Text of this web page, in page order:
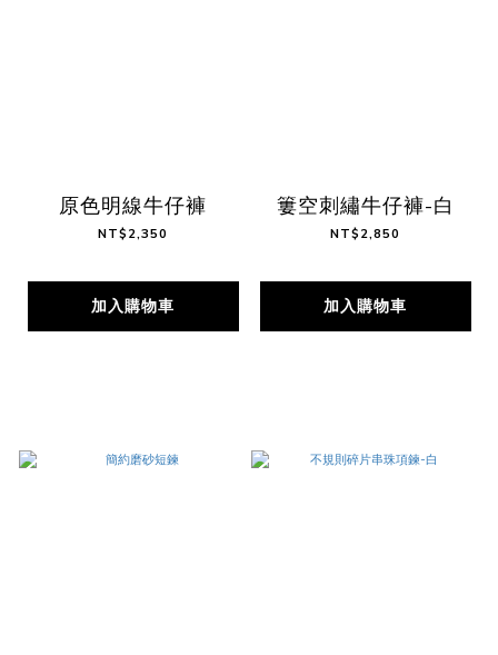
原色明線牛仔褲
NT$2,350
加入購物車
簍空刺繡牛仔褲-白
NT$2,850
加入購物車